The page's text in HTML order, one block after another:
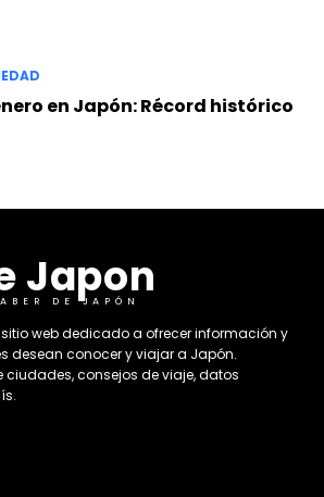
en Japón: Récord histórico
Japon
DE JAPÓN
web dedicado a ofrecer información y
desean conocer y viajar a Japón.
ciudades, consejos de viaje, datos